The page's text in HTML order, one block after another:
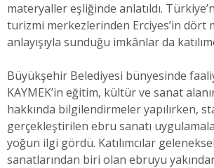
materyaller eşliğinde anlatıldı.
turizmi merkezlerinden Erciyes’in dört
anlayışıyla sunduğu imkânlar da
Büyükşehir Belediyesi bünyesinde
KAYMEK’in eğitim, kültür ve sanat
hakkında bilgilendirmeler yapılırken,
gerçekleştirilen ebru sanatı
yoğun ilgi gördü. Katılımcılar
sanatlarından biri olan ebruyu